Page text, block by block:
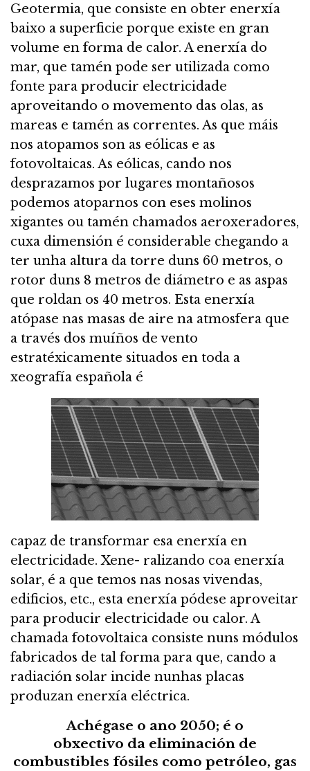
Geotermia, que consiste en obter enerxía
baixo a superficie porque existe en gran
volume en forma de calor. A enerxía do
mar, que tamén pode ser utilizada como
fonte para producir electricidade
aproveitando o movemento das olas, as
mareas e tamén as correntes. As que máis
nos atopamos son as eólicas e as
fotovoltaicas. As eólicas, cando nos
desprazamos por lugares montañosos
podemos atoparnos con eses molinos
xigantes ou tamén chamados aeroxeradores,
cuxa dimensión é considerable chegando a
ter unha altura da torre duns 60 metros, o
rotor duns 8 metros de diámetro e as aspas
que roldan os 40 metros. Esta enerxía
atópase nas masas de aire na atmosfera que
a través dos muíños de vento
estratéxicamente situados en toda a
xeografía española é
capaz de transformar esa enerxía en
electricidade. Xene- ralizando coa enerxía
solar, é a que temos nas nosas vivendas,
edificios, etc., esta enerxía pódese aproveitar
para producir electricidade ou calor. A
chamada fotovoltaica consiste nuns módulos
fabricados de tal forma para que, cando a
radiación solar incide nunhas placas
produzan enerxía eléctrica.
Achégase o ano 2050; é o
obxectivo da eliminación de
combustibles fósiles como petróleo, gas